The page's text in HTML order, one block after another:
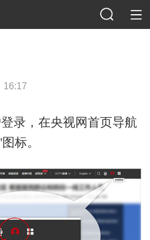
16:17
录，在央视网首页导航
标。